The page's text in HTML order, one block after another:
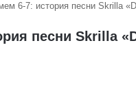
6-7: история песни Skrilla
песни Skrilla